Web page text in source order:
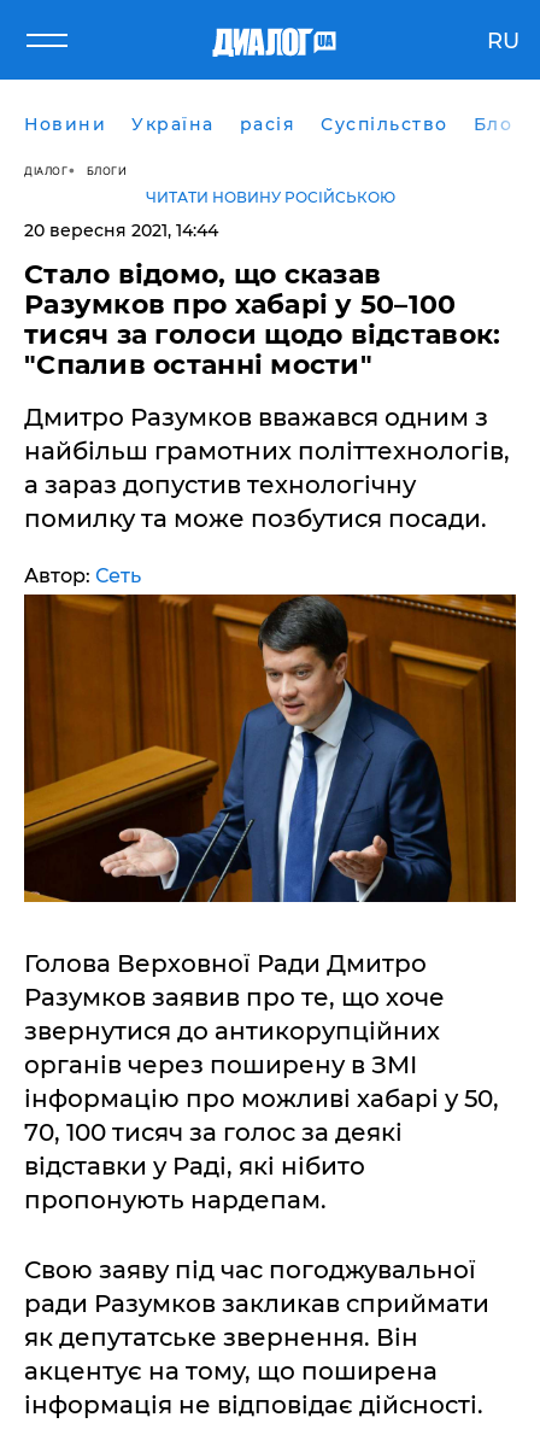
RU
Новини Україна расія Суспільство Блоги
ДІАЛОГ БЛОГИ
ЧИТАТИ НОВИНУ РОСІЙСЬКОЮ
20 вересня 2021, 14:44
Стало відомо, що сказав
Разумков про хабарі у 50–100
тисяч за голоси щодо відставок:
"Спалив останні мости"
Дмитро Разумков вважався одним з
найбільш грамотних політтехнологів,
а зараз допустив технологічну
помилку та може позбутися посади.
Автор: Сеть
Голова Верховної Ради Дмитро
Разумков заявив про те, що хоче
звернутися до антикорупційних
органів через поширену в ЗМІ
інформацію про можливі хабарі у 50,
70, 100 тисяч за голос за деякі
відставки у Раді, які нібито
пропонують нардепам.
Свою заяву під час погоджувальної
ради Разумков закликав сприймати
як депутатське звернення. Він
акцентує на тому, що поширена
інформація не відповідає дійсності.